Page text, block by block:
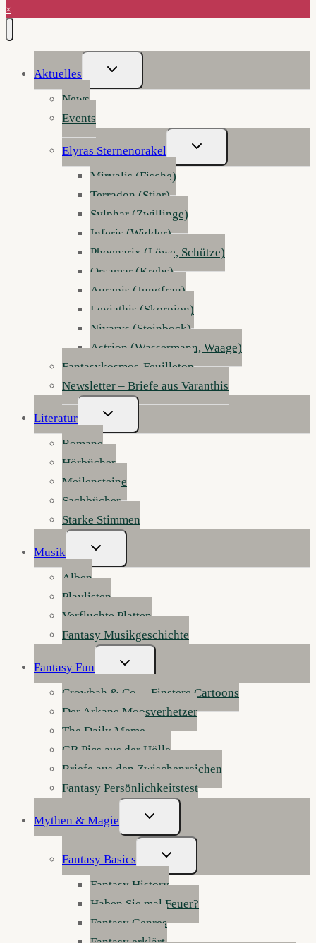
×
Aktuelles
Untermenü
Umschalten
News
Events
Elyras Sternenorakel
Untermenü
Umschalten
Mirvalis (Fische)
Terradon (Stier)
Sylphar (Zwillinge)
Inferis (Widder)
Phoenarix (Löwe, Schütze)
Orsamar (Krebs)
Aurapis (Jungfrau)
Leviathis (Skorpion)
Nivarys (Steinbock)
Astrion (Wassermann, Waage)
Fantasykosmos-Feuilleton
Newsletter – Briefe aus Varanthis
Literatur
Untermenü
Umschalten
Romane
Hörbücher
Meilensteine
Sachbücher
Starke Stimmen
Musik
Untermenü
Umschalten
Alben
Playlisten
Verfluchte Platten
Fantasy Musikgeschichte
Fantasy Fun
Untermenü
Umschalten
Crowbah & Co. – Finstere Cartoons
Der Arkane Moosverhetzer
The Daily Meme
GB Pics aus der Hölle
Briefe aus den Zwischenreichen
Fantasy Persönlichkeitstest
Mythen & Magie
Untermenü
Umschalten
Fantasy Basics
Untermenü
Umschalten
Fantasy History
Haben Sie mal Feuer?
Fantasy Genres